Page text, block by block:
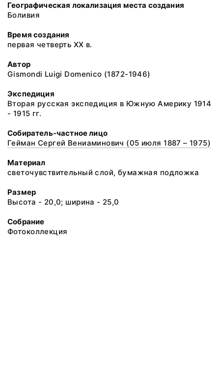
Географическая локализация места создания
Боливия
Время создания
первая четверть ХХ в.
Автор
Gismondi Luigi Domenico (1872-1946)
Экспедиция
Вторая русская экспедиция в Южную Америку 1914
- 1915 гг.
Собиратель-частное лицо
Гейман Сергей Вениаминович (05 июля 1887 – 1975)
Материал
светочувствительный слой, бумажная подложка
Размер
Высота - 20,0; ширина - 25,0
Собрание
Фотоколлекция